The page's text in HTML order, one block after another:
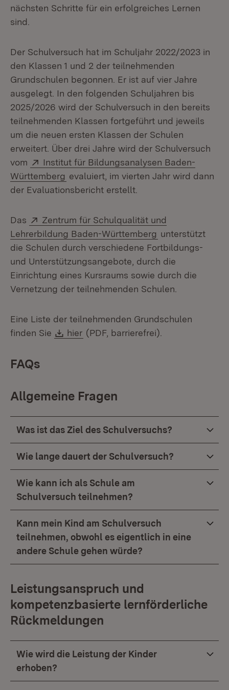
nächsten Schritte für ein erfolgreiches Lernen
sind.
Der Schulversuch hat im Schuljahr 2022/2023 in
den Klassen 1 und 2 der teilnehmenden
Grundschulen begonnen. Er ist auf vier Jahre
ausgelegt. In den folgenden Schuljahren bis
2025/2026 wird der Schulversuch in den bereits
teilnehmenden Klassen fortgeführt und jeweils
um die neuen ersten Klassen der Schulen
erweitert. Über drei Jahre wird der Schulversuch
vom
Extern:
Institut für Bildungsanalysen Baden-
Württemberg (Öffnet in neuem Fenster)
evaluiert, im vierten Jahr wird dann
der Evaluationsbericht erstellt.
Das Extern:
Zentrum für Schulqualität und
Lehrerbildung Baden-Württemberg (Öffnet in
unterstützt
die Schulen durch verschiedene Fortbildungs-
und Unterstützungsangebote, durch die
Einrichtung eines Kursraums sowie durch die
Vernetzung der teilnehmenden Schulen.
Eine Liste der teilnehmenden Grundschulen
finden Sie
Download:
hier (Öffnet in neuem Fenster)
(PDF, barrierefrei).
FAQs
Allgemeine Fragen
Was ist das Ziel des Schulversuchs?
Wie lange dauert der Schulversuch?
Wie kann ich als Schule am
Schulversuch teilnehmen?
Kann mein Kind am Schulversuch
teilnehmen, obwohl es eigentlich in eine
andere Schule gehen würde?
Leistungsanspruch und
kompetenzbasierte lernförderliche
Rückmeldungen
Wie wird die Leistung der Kinder
erhoben?